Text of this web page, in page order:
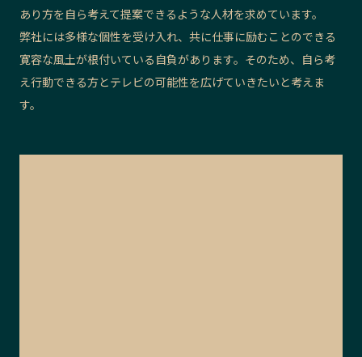
あり方を自ら考えて提案できるような人材を求めています。
弊社には多様な個性を受け入れ、共に仕事に励むことのできる
寛容な風土が根付いている自負があります。そのため、自ら考
え行動できる方とテレビの可能性を広げていきたいと考えま
す。